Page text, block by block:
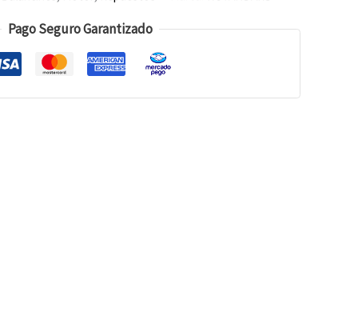
Pago Seguro Garantizado